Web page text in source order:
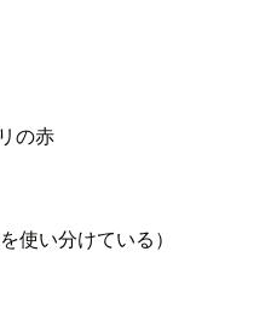
の赤
使い分けている）